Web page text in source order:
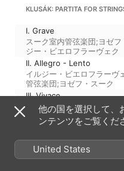
KLUSÁK: PARTITA FOR
I. Grave
スーク室内管弦楽団;ヨゼフ
ジー・ビエロフラーヴェク
II. Allegro - Lento
イルジー・ビエロフラーヴ
管弦楽団;ヨゼフ・スーク
III. Vivace
スーク室内管弦楽団;ヨゼ
ジー・ビエロフラーヴェク
ルーカス：CONCERTO
他の国を選択して、
ンテンツをご覧くだ
United States